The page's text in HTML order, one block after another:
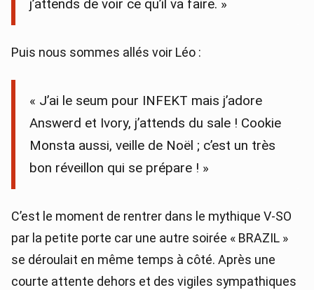
j’attends de voir ce qu’il va faire. »
Puis nous sommes allés voir Léo :
« J’ai le seum pour INFEKT mais j’adore
Answerd et Ivory, j’attends du sale ! Cookie
Monsta aussi, veille de Noël ; c’est un très
bon réveillon qui se prépare ! »
C’est le moment de rentrer dans le mythique V-SO
par la petite porte car une autre soirée « BRAZIL »
se déroulait en même temps à côté. Après une
courte attente dehors et des vigiles sympathiques